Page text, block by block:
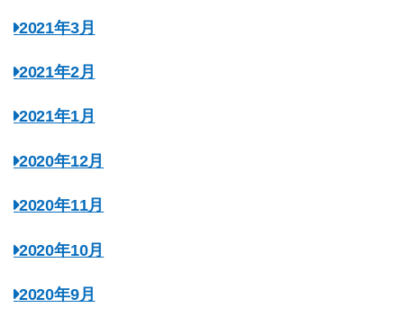
2021年3月
2021年2月
2021年1月
2020年12月
2020年11月
2020年10月
2020年9月